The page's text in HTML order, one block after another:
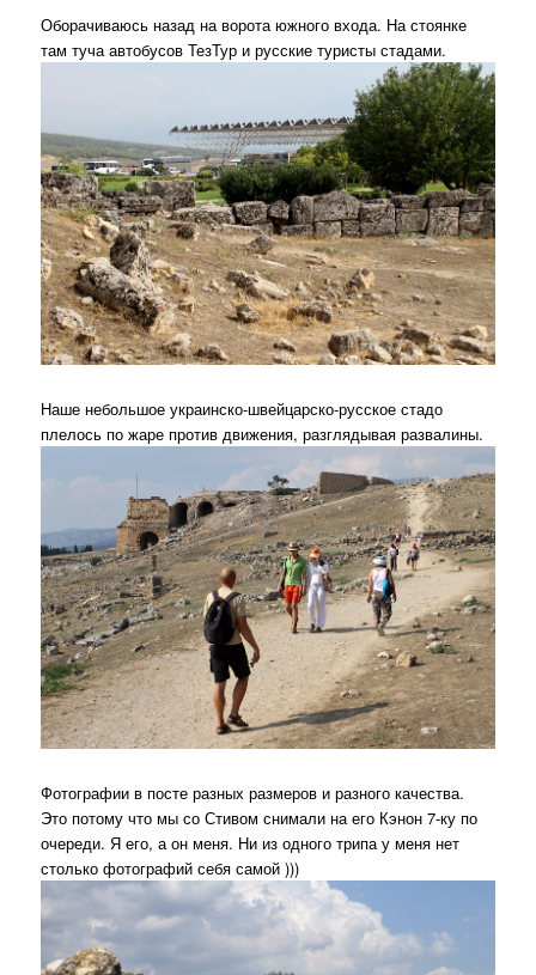
Оборачиваюсь назад на ворота южного входа. На стоянке
там туча автобусов ТезТур и русские туристы стадами.
Наше небольшое украинско-швейцарско-русское стадо
плелось по жаре против движения, разглядывая развалины.
Фотографии в посте разных размеров и разного качества.
Это потому что мы со Стивом снимали на его Кэнон 7-ку по
очереди. Я его, а он меня. Ни из одного трипа у меня нет
столько фотографий себя самой )))